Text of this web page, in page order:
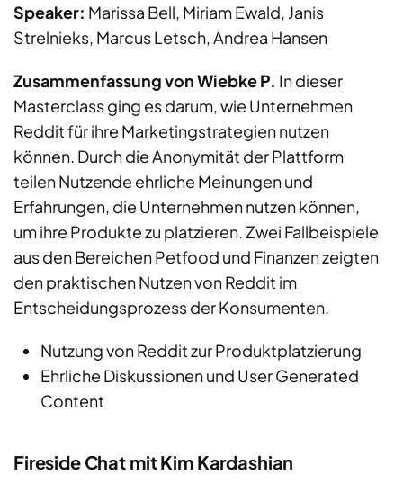
Speaker: Marissa Bell, Miriam Ewald, Janis
Strelnieks, Marcus Letsch, Andrea Hansen
Zusammenfassung von Wiebke P. In dieser
Masterclass ging es darum, wie Unternehmen
Reddit für ihre Marketingstrategien nutzen
können. Durch die Anonymität der Plattform
teilen Nutzende ehrliche Meinungen und
Erfahrungen, die Unternehmen nutzen können,
um ihre Produkte zu platzieren. Zwei Fallbeispiele
aus den Bereichen Petfood und Finanzen zeigten
den praktischen Nutzen von Reddit im
Entscheidungsprozess der Konsumenten.
Nutzung von Reddit zur Produktplatzierung
Ehrliche Diskussionen und User Generated
Content
Fireside Chat mit Kim Kardashian